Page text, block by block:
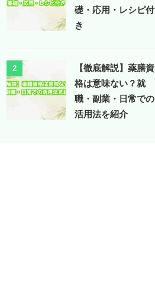
礎・応用・レシピ付
き
2
【徹底解説】薬膳資
格は意味ない？就
職・副業・日常での
活用法を紹介